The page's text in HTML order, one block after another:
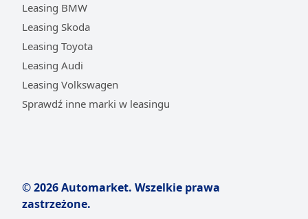
Leasing BMW
Leasing Skoda
Leasing Toyota
Leasing Audi
Leasing Volkswagen
Sprawdź inne marki w leasingu
© 2026 Automarket. Wszelkie prawa
zastrzeżone.